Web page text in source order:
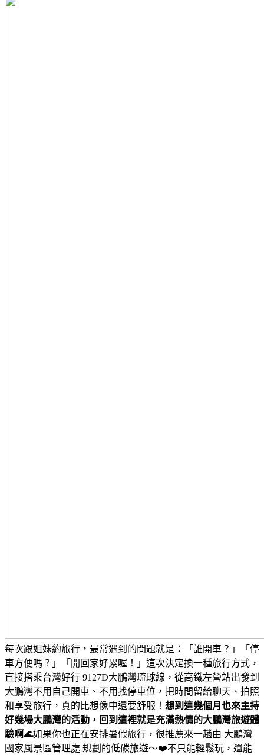
每次跟姐妹約旅行，最常遇到的問題就是：「誰開車？」「停
車方便嗎？」「開回家好累喔！」 這次決定換一種旅行方式，
直接搭乘台灣好行 9127D大鵬灣琉球線，從高鐵左營站出發到
大鵬灣不用自己開車、不用找停車位，把時間留給聊天、拍照
和享受旅行，真的比想像中還要舒服！ 想到這幾個月也來主持
好幾場大鵬灣的活動，回到這裡就是充滿熱情的大鵬灣旅遊體
驗啊🌊如果你也正在安排暑假旅行，很推薦來一趟由 大鵬灣
國家風景區管理處 規劃的低碳旅遊～❤️不只能輕鬆玩，還能